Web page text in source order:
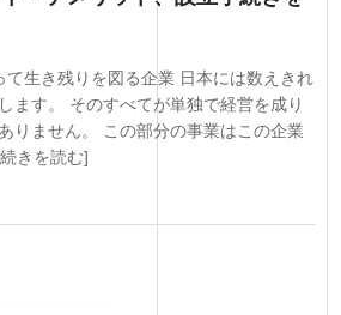
て生き残りを図る企業 日本には数えきれ
ます。 そのすべてが単独で経営を成り
りません。 この部分の事業はこの企業
きを読む]